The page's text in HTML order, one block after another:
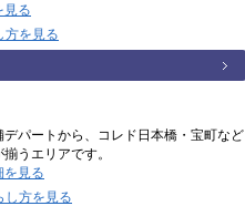
見る
方を見る
パートから、コレド日本橋・宝町など
うエリアです。
を見る
し方を見る